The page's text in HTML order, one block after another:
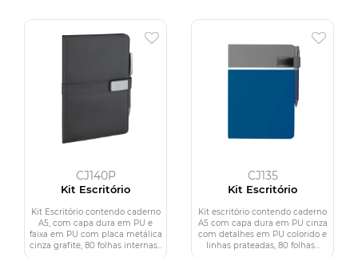
CJ140P
Kit Escritório
Kit Escritório contendo caderno
A5, com capa dura em PU e
faixa em PU com placa metálica
cinza grafite, 80 folhas internas...
CJ135
Kit Escritório
Kit escritório contendo caderno
A5 com capa dura em PU cinza
com detalhes em PU colorido e
linhas prateadas, 80 folhas...